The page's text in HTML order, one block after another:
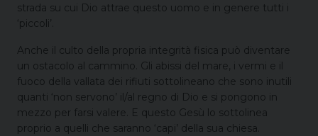
strada su cui Dio attrae questo uomo e in genere tutti i
‘piccoli’.
Anche il culto della propria integrità fisica può diventare
un ostacolo al cammino. Gli abissi del mare, i vermi e il
fuoco della vallata dei rifiuti sottolineano che sono inutili
quanti ‘non servono’ il/al regno di Dio e si pongono in
mezzo per farsi valere. E questo Gesù lo sottolinea
proprio a quelli che saranno ‘capi’ della sua chiesa.